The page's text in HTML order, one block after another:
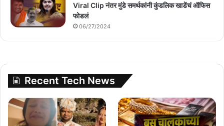
Viral Clip नंतर मुंडे समर्थकांनी कुंडलिक खाडेंचं ऑफिस
फोडलं
06/27/2024
Recent Tech News